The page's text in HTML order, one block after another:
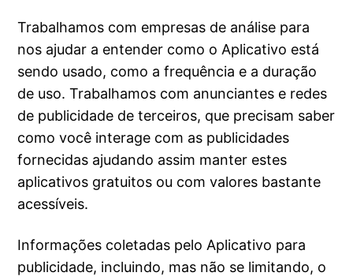
Trabalhamos com empresas de análise para
nos ajudar a entender como o Aplicativo está
sendo usado, como a frequência e a duração
de uso. Trabalhamos com anunciantes e redes
de publicidade de terceiros, que precisam saber
como você interage com as publicidades
fornecidas ajudando assim manter estes
aplicativos gratuitos ou com valores bastante
acessíveis.
Informações coletadas pelo Aplicativo para
publicidade, incluindo, mas não se limitando, o